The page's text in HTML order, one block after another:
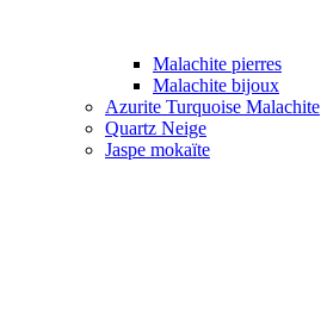
Malachite pierres
Malachite bijoux
Azurite Turquoise Malachite
Quartz Neige
Jaspe mokaïte